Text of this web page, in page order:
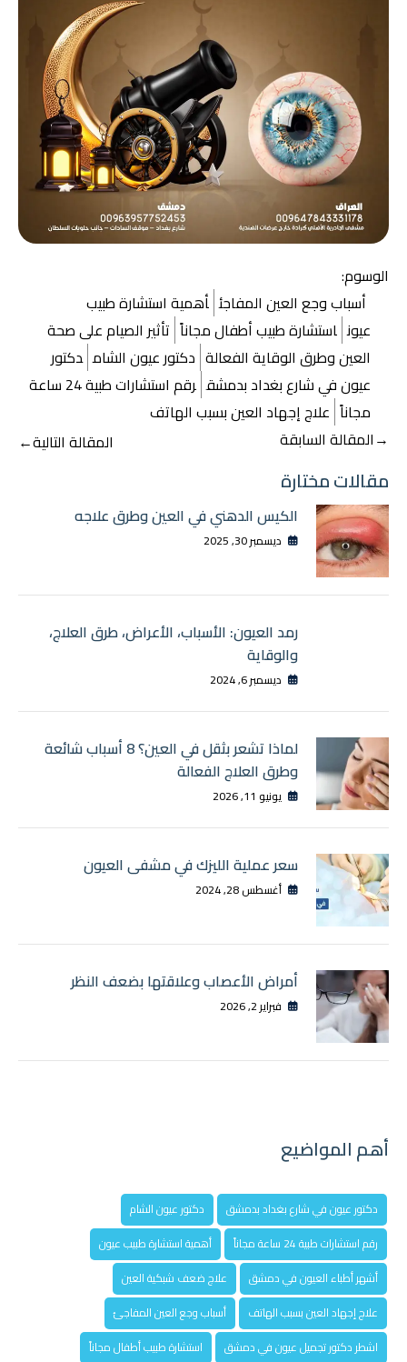
الوسوم:
أسباب وجع العين المفاجئ أهمية استشارة طبيب
عيون استشارة طبيب أطفال مجاناً تأثير الصيام على صحة
العين وطرق الوقاية الفعالة دكتور عيون الشام دكتور
عيون في شارع بغداد بدمشق
رقم استشارات طبية 24 ساعة
مجاناً علاج إجهاد العين بسبب الهاتف
تصفّح
المقالات
→المقالة السابقة المقالة التالية←
مقالات مختارة
الكيس الدهني في العين وطرق علاجه
ديسمبر 30, 2025
رمد العيون: الأسباب، الأعراض، طرق العلاج،
والوقاية
ديسمبر 6, 2024
لماذا تشعر بثقل في العين؟ 8 أسباب شائعة
وطرق العلاج الفعالة
يونيو 11, 2026
سعر عملية الليزك في مشفى العيون
أغسطس 28, 2024
أمراض الأعصاب وعلاقتها بضعف النظر
فبراير 2, 2026
أهم المواضيع
دكتور عيون في شارع بغداد بدمشق
دكتور عيون الشام
رقم استشارات طبية 24 ساعة مجاناً
أهمية استشارة طبيب عيون
أشهر أطباء العيون في دمشق
علاج ضعف شبكية العين
علاج إجهاد العين بسبب الهاتف
أسباب وجع العين المفاجئ
اشطر دكتور تجميل عيون في دمشق
استشارة طبيب أطفال مجاناً